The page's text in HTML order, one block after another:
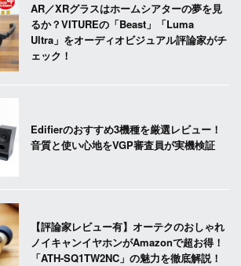
AR／XRグラスはホームシアターの夢を見
るか？VITUREの「Beast」「Luma
Ultra」をオーディオビジュアル評論家がチ
ェック！
Edifierのおすすめ3機種を厳選レビュー！
音質と使い心地をVGP審査員が実機検証
【評論家レビュー有】オーテクのおしゃれ
ノイキャンイヤホンがAmazonで超お得！
「ATH-SQ1TW2NC」の魅力を徹底解説！